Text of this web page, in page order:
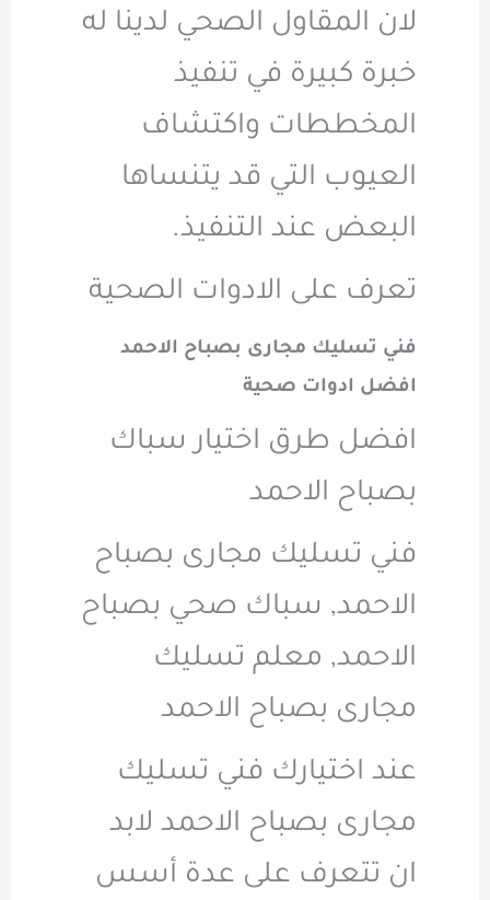
لان المقاول الصحي لدينا له
خبرة كبيرة في تنفيذ
المخططات واكتشاف
العيوب التي قد يتنساها
البعض عند التنفيذ.
تعرف على الادوات الصحية
فني تسليك مجارى بصباح الاحمد
افضل ادوات صحية
افضل طرق اختيار سباك
بصباح الاحمد
فني تسليك مجارى بصباح
الاحمد, سباك صحي بصباح
الاحمد, معلم تسليك
مجارى بصباح الاحمد
عند اختيارك فني تسليك
مجارى بصباح الاحمد لابد
ان تتعرف على عدة أسس